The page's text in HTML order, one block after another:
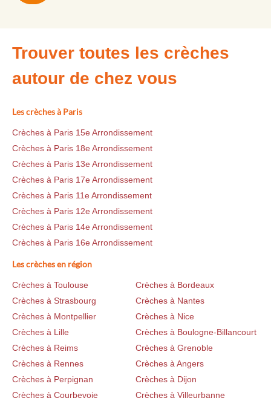
Trouver toutes les crèches
autour de chez vous
Les crèches à Paris
Crèches à Paris 15e Arrondissement
Crèches à Paris 18e Arrondissement
Crèches à Paris 13e Arrondissement
Crèches à Paris 17e Arrondissement
Crèches à Paris 11e Arrondissement
Crèches à Paris 12e Arrondissement
Crèches à Paris 14e Arrondissement
Crèches à Paris 16e Arrondissement
Les crèches en région
Crèches à Toulouse
Crèches à Bordeaux
Crèches à Strasbourg
Crèches à Nantes
Crèches à Montpellier
Crèches à Nice
Crèches à Lille
Crèches à Boulogne-Billancourt
Crèches à Reims
Crèches à Grenoble
Crèches à Rennes
Crèches à Angers
Crèches à Perpignan
Crèches à Dijon
Crèches à Courbevoie
Crèches à Villeurbanne